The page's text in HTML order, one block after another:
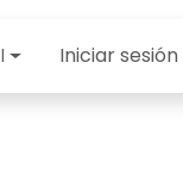
Sobre C2i
Iniciar sesión